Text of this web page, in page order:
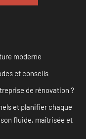
moderne
et conseils
de rénovation ?
et planifier chaque
fluide, maîtrisée et